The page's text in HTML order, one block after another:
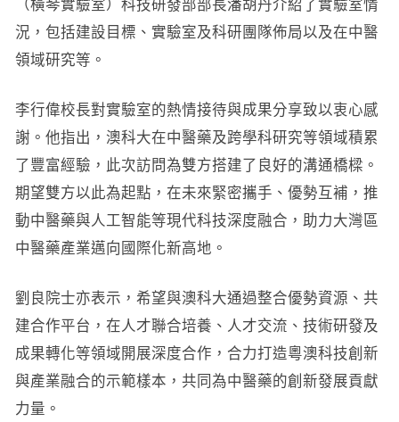
（橫琴實驗室）科技研發部部長潘胡丹介紹了實驗室情
況，包括建設目標、實驗室及科研團隊佈局以及在中醫
領域研究等。
李行偉校長對實驗室的熱情接待與成果分享致以衷心感
謝。他指出，澳科大在中醫藥及跨學科研究等領域積累
了豐富經驗，此次訪問為雙方搭建了良好的溝通橋樑。
期望雙方以此為起點，在未來緊密攜手、優勢互補，推
動中醫藥與人工智能等現代科技深度融合，助力大灣區
中醫藥產業邁向國際化新高地。
劉良院士亦表示，希望與澳科大通過整合優勢資源、共
建合作平台，在人才聯合培養、人才交流、技術研發及
成果轉化等領域開展深度合作，合力打造粵澳科技創新
與產業融合的示範樣本，共同為中醫藥的創新發展貢獻
力量。